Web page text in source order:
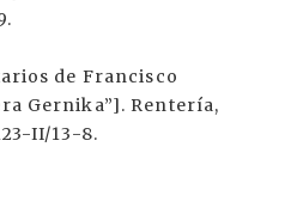
de Francisco
Gernika”]. Rentería,
II/13-8.